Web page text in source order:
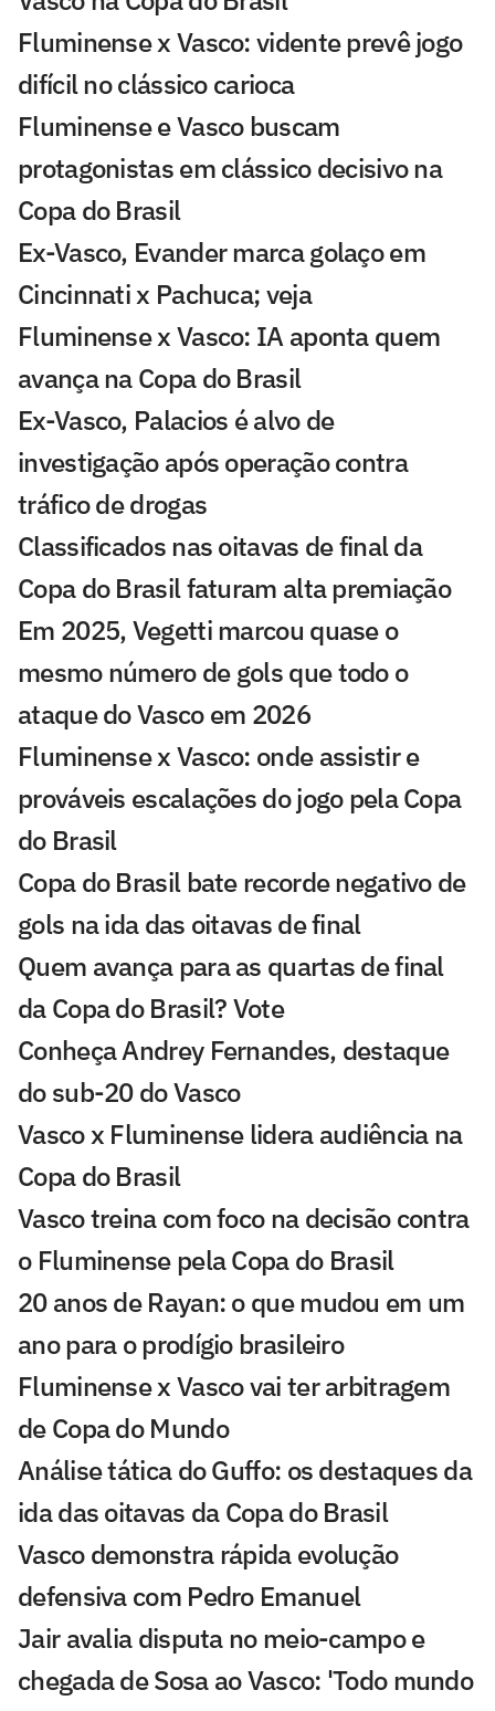
Fluminense x Vasco: vidente prevê jogo
difícil no clássico carioca
Fluminense e Vasco buscam
protagonistas em clássico decisivo na
Copa do Brasil
Ex-Vasco, Evander marca golaço em
Cincinnati x Pachuca; veja
Fluminense x Vasco: IA aponta quem
avança na Copa do Brasil
Ex-Vasco, Palacios é alvo de
investigação após operação contra
tráfico de drogas
Classificados nas oitavas de final da
Copa do Brasil faturam alta premiação
Em 2025, Vegetti marcou quase o
mesmo número de gols que todo o
ataque do Vasco em 2026
Fluminense x Vasco: onde assistir e
prováveis escalações do jogo pela Copa
do Brasil
Copa do Brasil bate recorde negativo de
gols na ida das oitavas de final
Quem avança para as quartas de final
da Copa do Brasil? Vote
Conheça Andrey Fernandes, destaque
do sub-20 do Vasco
Vasco x Fluminense lidera audiência na
Copa do Brasil
Vasco treina com foco na decisão contra
o Fluminense pela Copa do Brasil
20 anos de Rayan: o que mudou em um
ano para o prodígio brasileiro
Fluminense x Vasco vai ter arbitragem
de Copa do Mundo
Análise tática do Guffo: os destaques da
ida das oitavas da Copa do Brasil
Vasco demonstra rápida evolução
defensiva com Pedro Emanuel
Jair avalia disputa no meio-campo e
chegada de Sosa ao Vasco: 'Todo mundo